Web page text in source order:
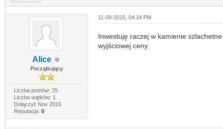
Alice
Początkujący
Liczba postów: 25
Liczba wątków: 1
Dołączył: Nov 2015
Reputacja: 0
11-09-2015, 04:24 PM
Inwestuję raczej w kamienie
wyjściowej ceny.